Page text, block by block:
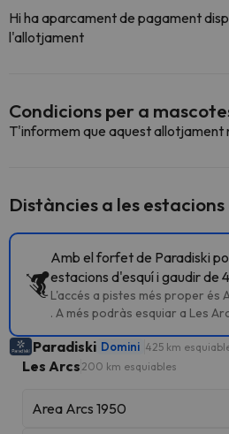
Hi ha aparcament de pagament
l'allotjament
Condicions per a
T'informem que aquest allotjament
Distàncies a les
Amb el forfet de Paradiski
estacions d'esquí i gaudir de
L'accés a pistes més proper és
. A més podràs esquiar a Les
Paradiski Domini 425 km
Les Arcs 200 km esquiables
Area Arcs 1950